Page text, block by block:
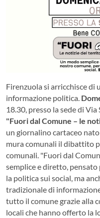
Firenzuola si arricchisce di
informazione politica.
18.30, presso la sede di
"Fuori dal Comune – le
un giornalino cartaceo
mura comunali il dibattito
comunali. "Fuori dal
semplice e diretto, pensato
la politica sui social, ma
tradizionale di
tutto il comune grazie alla
locali che hanno offerto la